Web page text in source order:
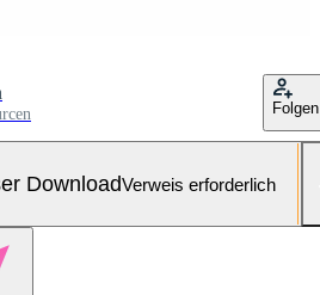
Folgen
DownloadVerweis erforderlich